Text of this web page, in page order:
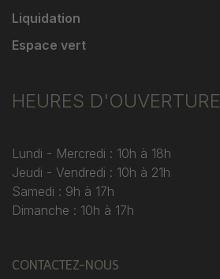
Liquidation
Espace vert
HEURES D'OUVERTURE
Lundi - Mercredi : 10h à 18h
Jeudi - Vendredi : 10h à 21h
Samedi : 9h à 17h
Dimanche : 10h à 17h
CONTACTEZ-NOUS